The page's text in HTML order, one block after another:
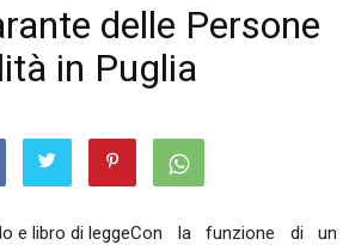
delle Persone
in Puglia
Con la funzione di un